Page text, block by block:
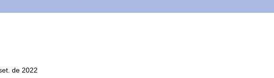
de 2022